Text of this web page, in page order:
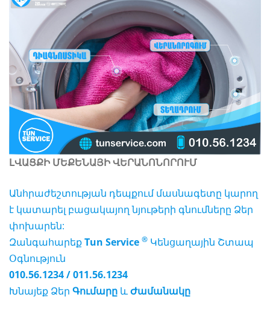
ԼՎԱՑՔԻ ՄԵՔԵՆԱՅԻ ՎԵՐԱՆՈՆՈՐՈՒՄ
Անհրաժեշտության դեպքում մասնագետը կարող
է կատարել բացակայող նյութերի գնումները Ձեր
փոխարեն:
ԶանգահարեքTun Service ® Կենցաղային Շտապ
Օգնություն
010.56.1234 / 011.56.1234
Խնայեք Ձեր Գումարը ևԺամանակը